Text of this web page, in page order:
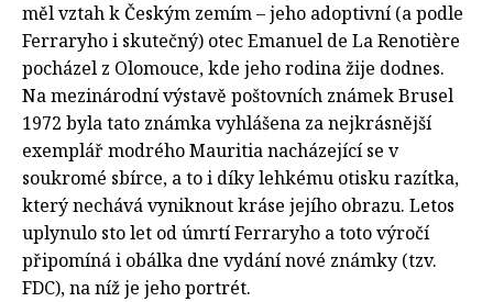
měl vztah k Českým zemím – jeho adoptivní (a podle
Ferraryho i skutečný) otec Emanuel de La Renotière
pocházel z Olomouce, kde jeho rodina žije dodnes.
Na mezinárodní výstavě poštovních známek Brusel
1972 byla tato známka vyhlášena za nejkrásnější
exemplář modrého Mauritia nacházející se v
soukromé sbírce, a to i díky lehkému otisku razítka,
který nechává vyniknout kráse jejího obrazu. Letos
uplynulo sto let od úmrtí Ferraryho a toto výročí
připomíná i obálka dne vydání nové známky (tzv.
FDC), na níž je jeho portrét.